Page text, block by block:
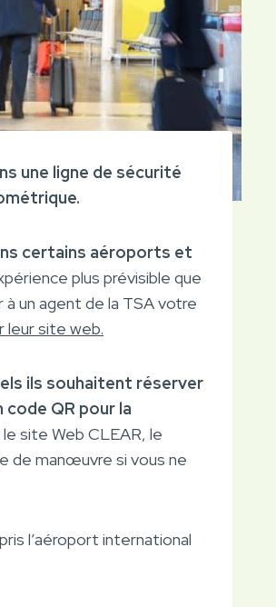
une ligne de sécurité
certains aéroports et
plus prévisible que
un agent de la TSA votre
leur site web.
ils souhaitent réserver
QR pour la
site Web CLEAR, le
de manœuvre si vous ne
l’aéroport international